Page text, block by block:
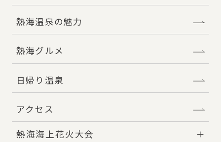
熱海温泉の魅力
熱海グルメ
日帰り温泉
アクセス
熱海海上花火大会